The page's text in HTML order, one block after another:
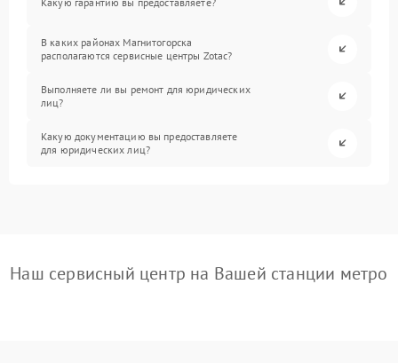
В каких районах Магнитогорска
располагаются сервисные центры Zotac?
Выполняете ли вы ремонт для юридических
лиц?
Какую документацию вы предоставляете
для юридических лиц?
Наш сервисный центр на Вашей станции метро